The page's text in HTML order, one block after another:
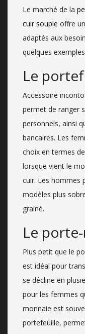
Le marché de la
cuir souple offre
adaptés aux
quelques
Le
Accessoire
permet de ranger
personnels, ainsi
bancaires. Les
choix en termes
lorsque vient le
cuir. Les hommes
modèles plus
grainé.
Le
Plus petit que le
est idéal pour
se décline en
pour les femmes
monnaie est
portefeuille,